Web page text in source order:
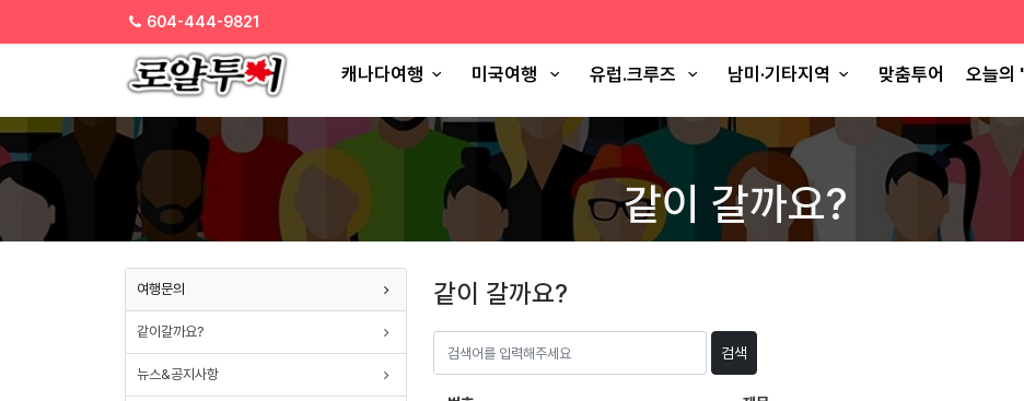
604-444-9821
캐나다여행 미국여행 유럽.크루즈 남미·기타지역 맞춤투어 오늘의
같이 갈까요?
여행문의
같이갈까요?
뉴스&공지사항
같이 갈까요?
검색